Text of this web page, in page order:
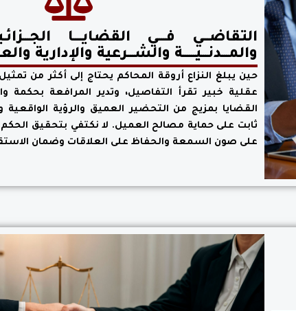
التقاضـــي فــــي القضايــــا
والمـــدنـــيــــــة والشـــرعية والإدارية
حين يبلغ النزاع أروقة المحاكم يحتاج إلى أكثر من
عقلية خبير تقرأ التفاصيل، وتدير المرافعة بحكمة
القضايا بمزيج من التحضير العميق والرؤية الواقعية
ثابت على حماية مصالح العميل. لا نكتفي بتحقيق
على صون السمعة والحفاظ على العلاقات وضمان